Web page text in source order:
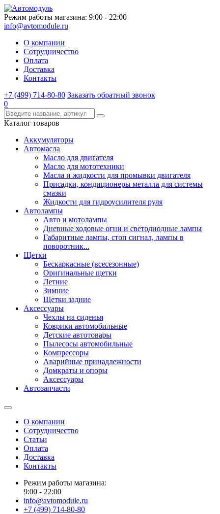
Режим работы магазина: 9:00 - 22:00
info@avtomodule.ru
О компании
Сотрудничество
Оплата
Доставка
Контакты
+7 (499) 714-80-80 Заказать обратный звонок
0
Каталог товаров
Аккумуляторы
Автомасла
Масло для двигателя
Масло для мототехники
Масла и жидкости для промывки двигателя
Присадки, кондиционеры металла для системы
смазки
Жидкости для гидроусилителя руля
Автолампы
Авто и мотолампы
Дневные ходовые огни и светодиодные лампы
Габаритные лампы, стоп сигнал, лампы в
поворотник...
Щетки
Бескаркасные (всесезонные)
Оригинальные щетки
Летние
Зимние
Щетки задние
Аксессуары
Чехлы на сиденья
Коврики автомобильные
Детские автотовары
Пылесосы автомобильные
Компрессоры
Аварийные принадлежности
Домкраты и опоры
Аксессуары
Автозапчасти
О компании
Сотрудничество
Статьи
Оплата
Доставка
Контакты
Режим работы магазина:
9:00 - 22:00
info@avtomodule.ru
+7 (499) 714-80-80